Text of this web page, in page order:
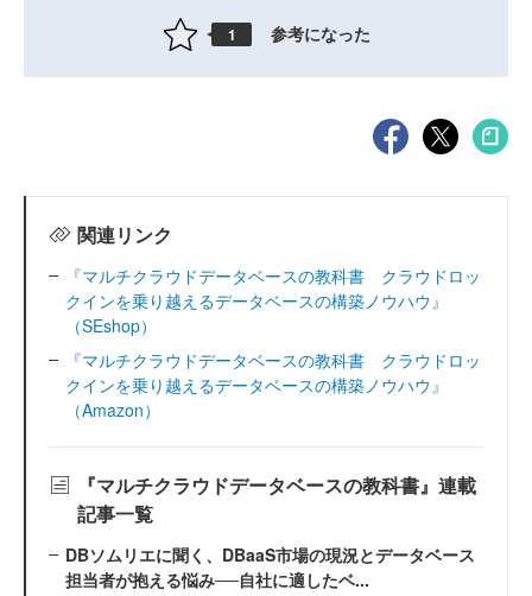
1 参考になった
関連リンク
『マルチクラウドデータベースの教科書 クラウドロッ
クインを乗り越えるデータベースの構築ノウハウ』
（SEshop）
『マルチクラウドデータベースの教科書 クラウドロッ
クインを乗り越えるデータベースの構築ノウハウ』
（Amazon）
『マルチクラウドデータベースの教科書』連載
記事一覧
DBソムリエに聞く、DBaaS市場の現況とデータベース
担当者が抱える悩み──自社に適したベ...